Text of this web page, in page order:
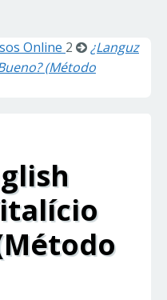
Online 2
¿Languz
(Método